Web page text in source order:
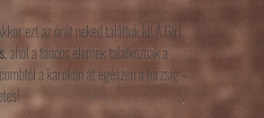
ezt az órát neked találtuk ki! A Girl
, ahol a táncos elemek találkoznak a
a karokon át egészen a törzsig –